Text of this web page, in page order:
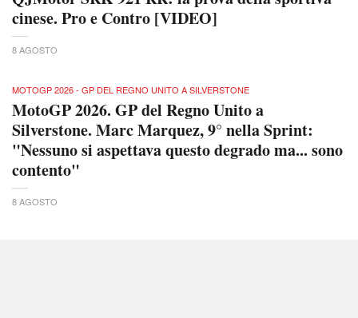
cinese. Pro e Contro [VIDEO]
8 AGOSTO
MOTOGP 2026 - GP DEL REGNO UNITO A SILVERSTONE
MotoGP 2026. GP del Regno Unito a
Silverstone. Marc Marquez, 9° nella Sprint:
"Nessuno si aspettava questo degrado ma... sono
contento"
8 AGOSTO